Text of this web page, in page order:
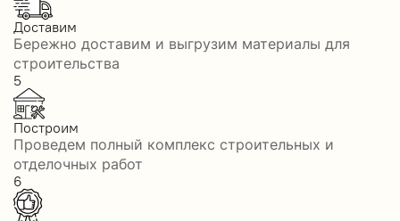
Доставим
Бережно доставим и выгрузим материалы для
строительства
5
Построим
Проведем полный комплекс строительных и
отделочных работ
6